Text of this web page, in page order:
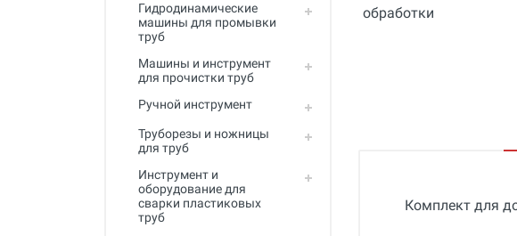
Инструмент для укладки
напольных покрытий
Строительный инструмент и
оборудование
Гидродинамические
машины для промывки
труб
Машины и инструмент
для прочистки труб
Ручной инструмент
Труборезы и ножницы
для труб
Инструмент и
оборудование для
сварки пластиковых
труб
Комплект для